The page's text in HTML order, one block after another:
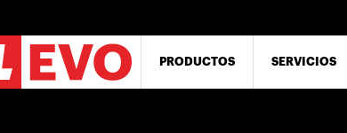
PRODUCTOS SERVICIOS